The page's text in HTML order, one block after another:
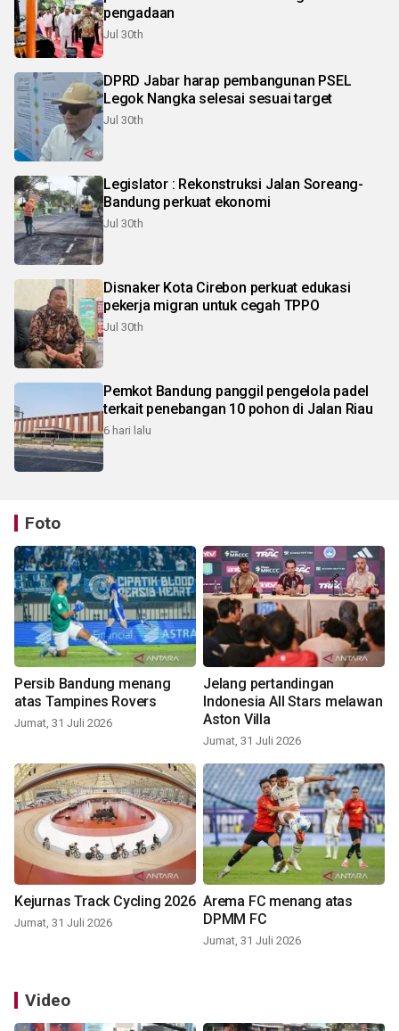
pengadaan
Jul 30th
DPRD Jabar harap pembangunan PSEL
Legok Nangka selesai sesuai target
Jul 30th
Legislator : Rekonstruksi Jalan Soreang-
Bandung perkuat ekonomi
Jul 30th
Disnaker Kota Cirebon perkuat edukasi
pekerja migran untuk cegah TPPO
Jul 30th
Pemkot Bandung panggil pengelola padel
terkait penebangan 10 pohon di Jalan Riau
6 hari lalu
Foto
Persib Bandung menang
atas Tampines Rovers
Jumat, 31 Juli 2026
Jelang pertandingan
Indonesia All Stars melawan
Aston Villa
Jumat, 31 Juli 2026
Kejurnas Track Cycling 2026
Jumat, 31 Juli 2026
Arema FC menang atas
DPMM FC
Jumat, 31 Juli 2026
Video